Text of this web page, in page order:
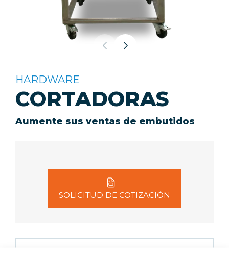
HARDWARE
CORTADORAS
Aumente sus ventas de embutidos
SOLICITUD DE COTIZACIÓN